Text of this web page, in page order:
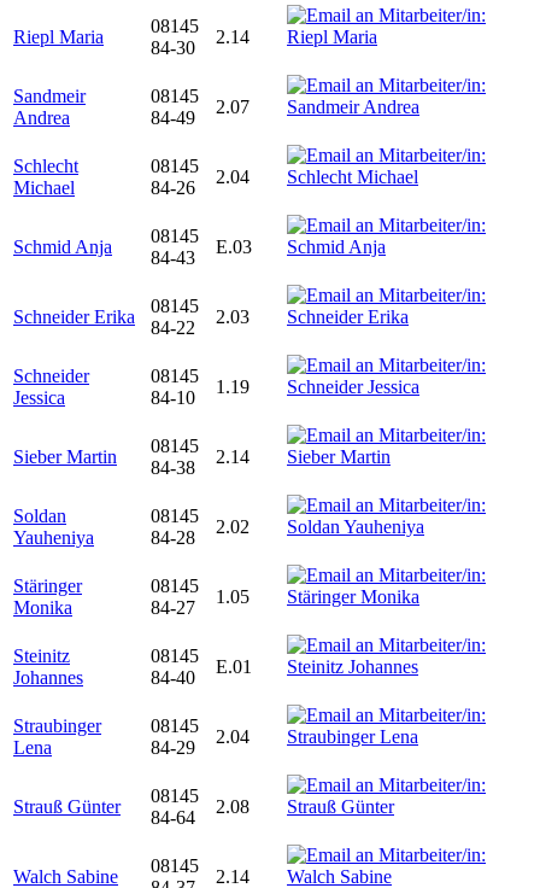
Riepl Maria
08145
84-30
2.14
Sandmeir
Andrea
08145
84-49
2.07
Schlecht
Michael
08145
84-26
2.04
Schmid Anja
08145
84-43
E.03
Schneider Erika
08145
84-22
2.03
Schneider
Jessica
08145
84-10
1.19
Sieber Martin
08145
84-38
2.14
Soldan
Yauheniya
08145
84-28
2.02
Stäringer
Monika
08145
84-27
1.05
Steinitz
Johannes
08145
84-40
E.01
Straubinger
Lena
08145
84-29
2.04
Strauß Günter
08145
84-64
2.08
Walch Sabine
08145
2.14